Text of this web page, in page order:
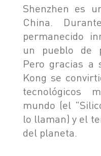
Shenzhen es
China.
permanecido
un pueblo de
Pero gracias a
Kong se
tecnológicos
mundo (el
lo llaman) y el
del planeta.